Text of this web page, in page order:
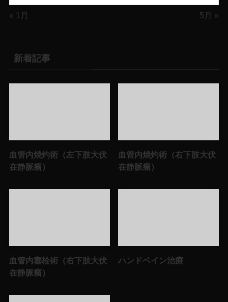
« 1月 5月 »
新着記事
血管内焼灼術（左下肢大伏
在静脈瘤）
血管内焼灼術（右下肢大伏
在静脈瘤）
血管内塞栓術（右下肢大伏
在静脈瘤）
ハンドベイン治療